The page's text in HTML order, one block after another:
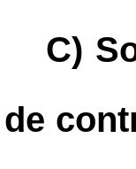
C)
de